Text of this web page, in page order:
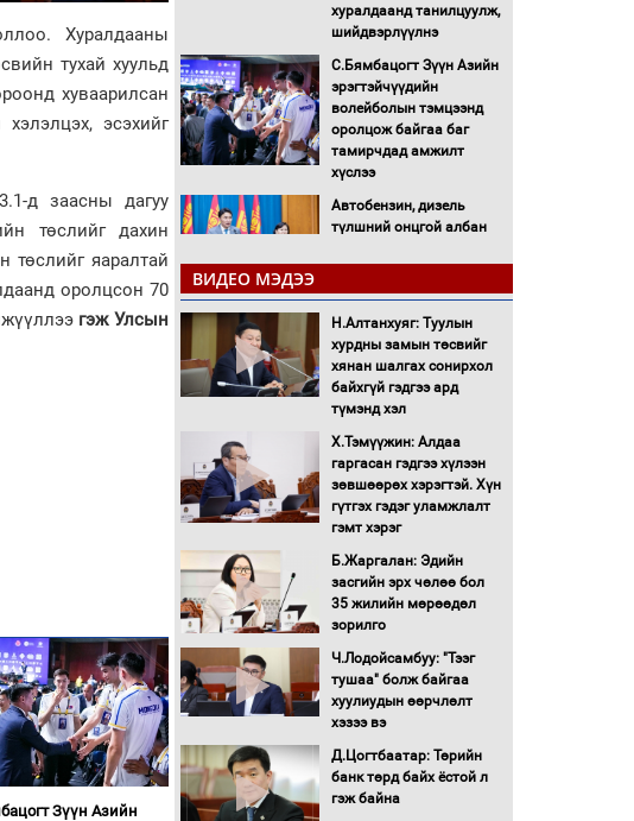
Хуралдааны
тухай хуульд
хуваарилсан
эсэхийг
д заасны дагуу
төслийг дахин
төслийг яаралтай
оролцсон 70
гэж Улсын
Зүүн Азийн
хуралдаанд танилцуулж,
шийдвэрлүүлнэ
С.Бямбацогт Зүүн Азийн
эрэгтэйчүүдийн
волейболын тэмцээнд
оролцож байгаа баг
тамирчдад амжилт
хүслээ
Автобензин, дизель
түлшний онцгой албан
Санхүүгийн хэмнэлтийн
горимд эрүүл мэндийн
салбар хамаарахгүй
Нөөцийн махны
нээлттэй ил тод болгоно
Монгол Улс “COP17”-д
“Тал хээрийн
танилцуулна
16 төрлийн эмийг нэг эх
үүсвэрээс худалдан авах
Бүх шатанд хэмнэлтийн
горимд шилжиж, найр
гадаад томилолтыг
хориглолоо
ВИДЕО МЭДЭЭ
Н.Алтанхуяг: Туулын
хурдны замын төсвийг
хянан шалгах сонирхол
байхгүй гэдгээ ард
түмэнд хэл
Х.Тэмүүжин: Алдаа
гаргасан гэдгээ хүлээн
зөвшөөрөх хэрэгтэй. Хүн
гүтгэх гэдэг уламжлалт
гэмт хэрэг
Б.Жаргалан: Эдийн
засгийн эрх чөлөө бол
35 жилийн мөрөөдөл
зорилго
Ч.Лодойсамбуу: "Тээг
тушаа" болж байгаа
хуулиудын өөрчлөлт
хэзээ вэ
Д.Цогтбаатар: Төрийн
банк төрд байх ёстой л
гэж байна